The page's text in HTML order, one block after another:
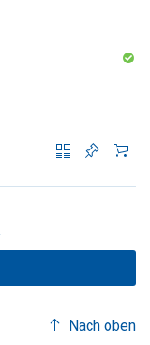
Nach oben